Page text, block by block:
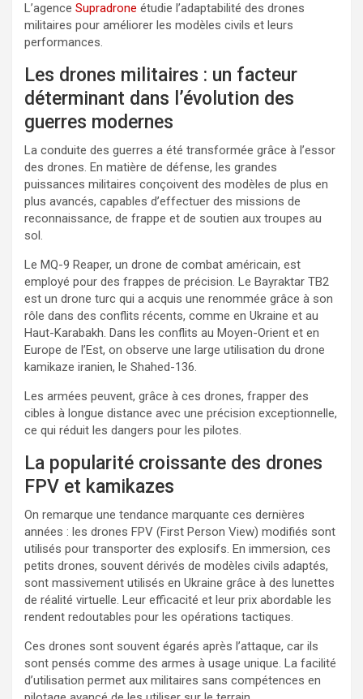
L’agence Supradrone étudie l’adaptabilité des drones
militaires pour améliorer les modèles civils et leurs
performances.
Les drones militaires : un facteur
déterminant dans l’évolution des
guerres modernes
La conduite des guerres a été transformée grâce à l’essor
des drones. En matière de défense, les grandes
puissances militaires conçoivent des modèles de plus en
plus avancés, capables d’effectuer des missions de
reconnaissance, de frappe et de soutien aux troupes au
sol.
Le MQ-9 Reaper, un drone de combat américain, est
employé pour des frappes de précision. Le Bayraktar TB2
est un drone turc qui a acquis une renommée grâce à son
rôle dans des conflits récents, comme en Ukraine et au
Haut-Karabakh. Dans les conflits au Moyen-Orient et en
Europe de l’Est, on observe une large utilisation du drone
kamikaze iranien, le Shahed-136.
Les armées peuvent, grâce à ces drones, frapper des
cibles à longue distance avec une précision exceptionnelle,
ce qui réduit les dangers pour les pilotes.
La popularité croissante des drones
FPV et kamikazes
On remarque une tendance marquante ces dernières
années : les drones FPV (First Person View) modifiés sont
utilisés pour transporter des explosifs. En immersion, ces
petits drones, souvent dérivés de modèles civils adaptés,
sont massivement utilisés en Ukraine grâce à des lunettes
de réalité virtuelle. Leur efficacité et leur prix abordable les
rendent redoutables pour les opérations tactiques.
Ces drones sont souvent égarés après l’attaque, car ils
sont pensés comme des armes à usage unique. La facilité
d’utilisation permet aux militaires sans compétences en